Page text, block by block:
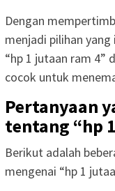
Dengan
menjadi pilihan
“hp 1 jutaan ram 4”
cocok untuk
Pertanyaan
tentang “hp
Berikut adalah
mengenai “hp 1